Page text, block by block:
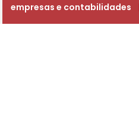
empresas e contabilidades